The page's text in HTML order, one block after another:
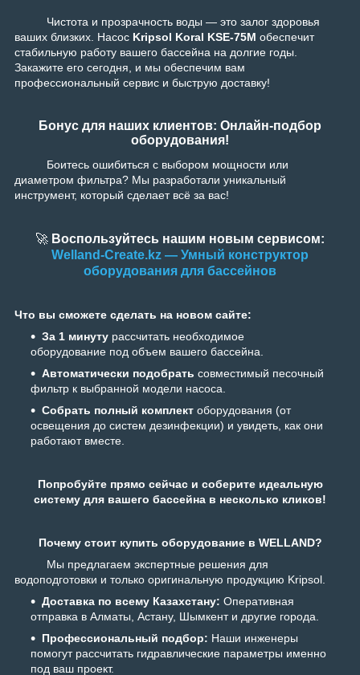
Чистота и прозрачность воды — это залог здоровья
ваших близких. Насос Kripsol Koral KSE-75M обеспечит
стабильную работу вашего бассейна на долгие годы.
Закажите его сегодня, и мы обеспечим вам
профессиональный сервис и быструю доставку!
Бонус для наших клиентов: Онлайн-подбор
оборудования!
Боитесь ошибиться с выбором мощности или
диаметром фильтра? Мы разработали уникальный
инструмент, который сделает всё за вас!
🚀 Воспользуйтесь нашим новым сервисом:
Welland-Create.kz — Умный конструктор
оборудования для бассейнов
Что вы сможете сделать на новом сайте:
За 1 минуту рассчитать необходимое
оборудование под объем вашего бассейна.
Автоматически подобрать совместимый песочный
фильтр к выбранной модели насоса.
Собрать полный комплект оборудования (от
освещения до систем дезинфекции) и увидеть, как они
работают вместе.
Попробуйте прямо сейчас и соберите идеальную
систему для вашего бассейна в несколько кликов!
Почему стоит купить оборудование в WELLAND?
Мы предлагаем экспертные решения для
водоподготовки и только оригинальную продукцию Kripsol.
Доставка по всему Казахстану: Оперативная
отправка в Алматы, Астану, Шымкент и другие города.
Профессиональный подбор: Наши инженеры
помогут рассчитать гидравлические параметры именно
под ваш проект.